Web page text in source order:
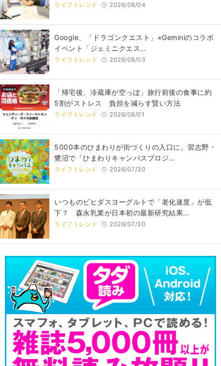
ライフトレンド 2026/08/04
Google、「ドラゴンクエスト」×Geminiのコラボ
イベント「ジェミニクエス…
ライフトレンド 2026/08/03
「帰宅後、冷蔵庫が空っぽ」旅行前後の食事に約
5割がストレス 負担を減らす賢い方法
ライフトレンド 2026/08/01
5000本のひまわりが街づくりの入口に。習志野・
鷺沼で「ひまわりキャンパスプロジ…
ライフトレンド 2026/07/30
いつものビヒダスヨーグルトで「老化速度」が低
下？ 森永乳業が日本初の最新研究結果…
ライフトレンド 2026/07/30